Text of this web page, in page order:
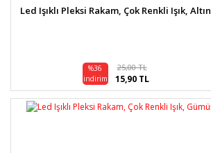
Gönder
Led Işıklı Pleksi Rakam, Çok Renkli Işık, Altın
%36
indirim
25,00 TL
15,90 TL